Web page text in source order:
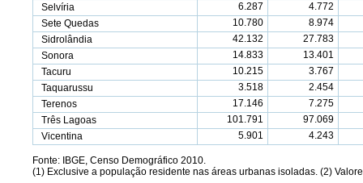
Selvíria
6.287
4.772
Sete Quedas
10.780
8.974
Sidrolândia
42.132
27.783
Sonora
14.833
13.401
Tacuru
10.215
3.767
Taquarussu
3.518
2.454
Terenos
17.146
7.275
Três Lagoas
101.791
97.069
Vicentina
5.901 4.243
Fonte: IBGE, Censo Demográfico 2010.
(1) Exclusive a população residente nas áreas urbanas isoladas. (2)